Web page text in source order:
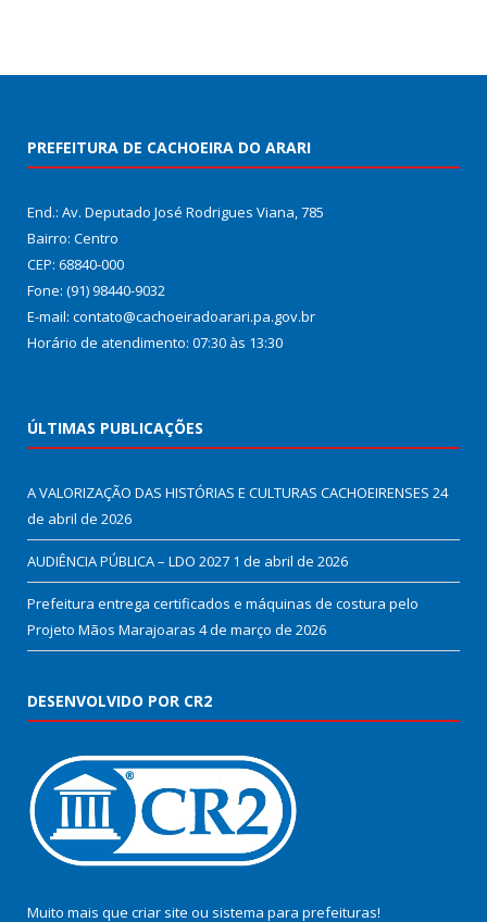
PREFEITURA DE CACHOEIRA DO ARARI
End.: Av. Deputado José Rodrigues Viana, 785
Bairro: Centro
CEP: 68840-000
Fone: (91) 98440-9032
E-mail: contato@cachoeiradoarari.pa.gov.br
Horário de atendimento: 07:30 às 13:30
ÚLTIMAS PUBLICAÇÕES
A VALORIZAÇÃO DAS HISTÓRIAS E CULTURAS CACHOEIRENSES 24
de abril de 2026
AUDIÊNCIA PÚBLICA – LDO 2027 1 de abril de 2026
Prefeitura entrega certificados e máquinas de costura pelo
Projeto Mãos Marajoaras 4 de março de 2026
DESENVOLVIDO POR CR2
Muito mais que criar site ou sistema para prefeituras!